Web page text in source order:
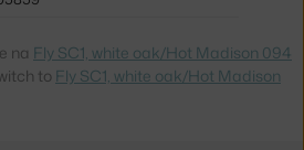
na Fly SC1, white oak/Hot Madison 094
to Fly SC1, white oak/Hot Madison